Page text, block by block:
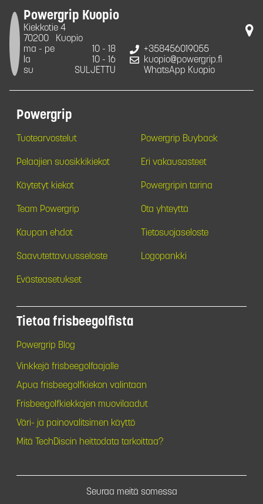
Powergrip Kuopio
Kiekkotie 4
70200
Kuopio
ma - pe
10 - 18
la
10 - 16
su
SULJETTU
+358456019055
kuopio@powergrip.fi
WhatsApp Kuopio
Powergrip
Tuotearvostelut Powergrip Buyback
Pelaajien suosikkikiekot Eri vakausasteet
Käytetyt kiekot Powergripin tarina
Team Powergrip Ota yhteyttä
Kaupan ehdot Tietosuojaseloste
Saavutettavuusseloste Logopankki
Evästeasetukset
Tietoa frisbeegolfista
Powergrip Blog
Vinkkejä frisbeegolfaajalle
Apua frisbeegolfkiekon valintaan
Frisbeegolfkiekkojen muovilaadut
Väri- ja painovalitsimen käyttö
Mitä TechDiscin heittodata tarkoittaa?
Seuraa meitä somessa